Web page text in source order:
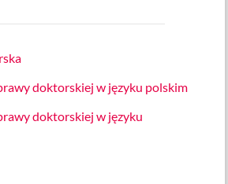
doktorskiej w języku polskim
doktorskiej w języku